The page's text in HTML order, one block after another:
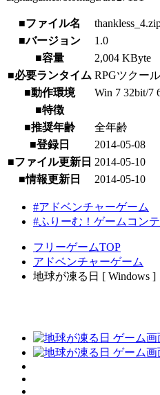
■ファイル名
■バージョン
1.0
■容量
2,004 KByte
■必要ランタイム RPGツクー
■動作環境
Win 7 32bit/7
■特徴
■推奨年齢
全年齢
■登録日
2014-05-08
■ファイル更新日 2014-05-10
■情報更新日
2014-05-10
#アドベンチャーゲーム
#ふりーむ！ゲームコン
フリーゲームTOP
アドベンチャーゲーム
地球が凍る日 [ Windows ]